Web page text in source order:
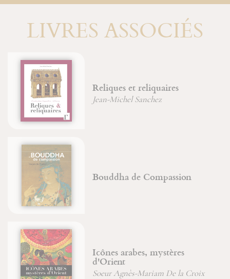
LIVRES ASSOCIÉS
Reliques et reliquaires
Jean-Michel Sanchez
Bouddha de Compassion
Icônes arabes, mystères
d'Orient
Soeur Agnès-Mariam De la Croix